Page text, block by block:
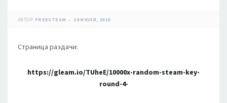
АВТОР: FREESTEAM 16 ИЮЛЯ, 2016
Страница раздачи:
https://gleam.io/TUheE/10000x-random-steam-key-
round-4-